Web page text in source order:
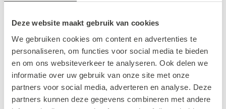
Deze website maakt gebruik van cookies
We gebruiken cookies om content en advertenties te
personaliseren, om functies voor social media te bieden
en om ons websiteverkeer te analyseren. Ook delen we
informatie over uw gebruik van onze site met onze
partners voor social media, adverteren en analyse. Deze
partners kunnen deze gegevens combineren met andere
Wil je ook een wens doen, maar lukt het niet
om langs te komen? Stuur je wens dan naar
warmewinter@rotterdamcentrum.nl. Voeg
gerust een foto toe, bijvoorbeeld van jezelf bij